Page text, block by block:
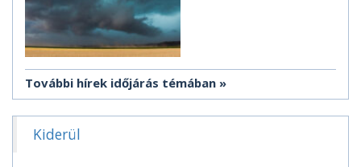
További hírek időjárás témában
Kiderül